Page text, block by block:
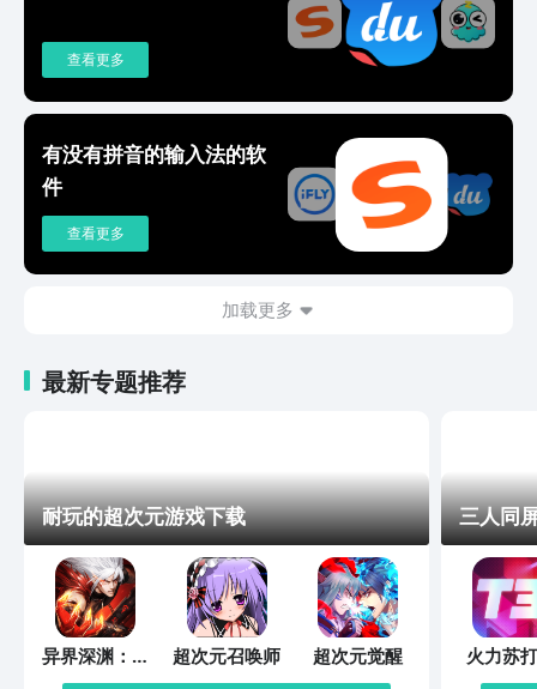
查看更多
有没有拼音的输入法的软
件
查看更多
加载更多
最新专题推荐
耐玩的超次元游戏下载
异界深渊：觉
醒
超次元召唤师
超次元觉醒
三人同
火力苏